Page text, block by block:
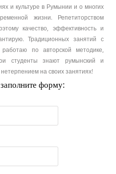
и культуре в Румынии и о многих
жизни. Репетиторством
качество, эффективность и
Традиционных занятий с
по авторской методике,
студенты знают румынский и
на своих занятиях!
форму: